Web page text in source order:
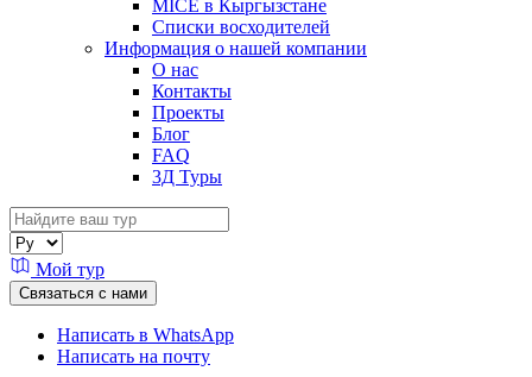
MICE в Кыргызстане
Списки восходителей
Информация о нашей компании
О нас
Контакты
Проекты
Блог
FAQ
3Д Туры
Мой тур
Связаться с нами
Написать в WhatsApp
Написать на почту